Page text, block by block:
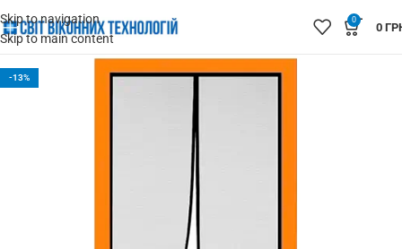
Skip to navigation
Skip to main content
0
0
-13%